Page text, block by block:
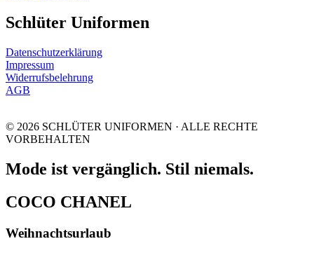
Schlüter Uniformen
Datenschutzerklärung
Impressum
Widerrufsbelehrung
AGB
© 2026 SCHLÜTER UNIFORMEN · ALLE RECHTE
VORBEHALTEN
Mode ist vergänglich. Stil niemals.
COCO CHANEL
Weihnachtsurlaub